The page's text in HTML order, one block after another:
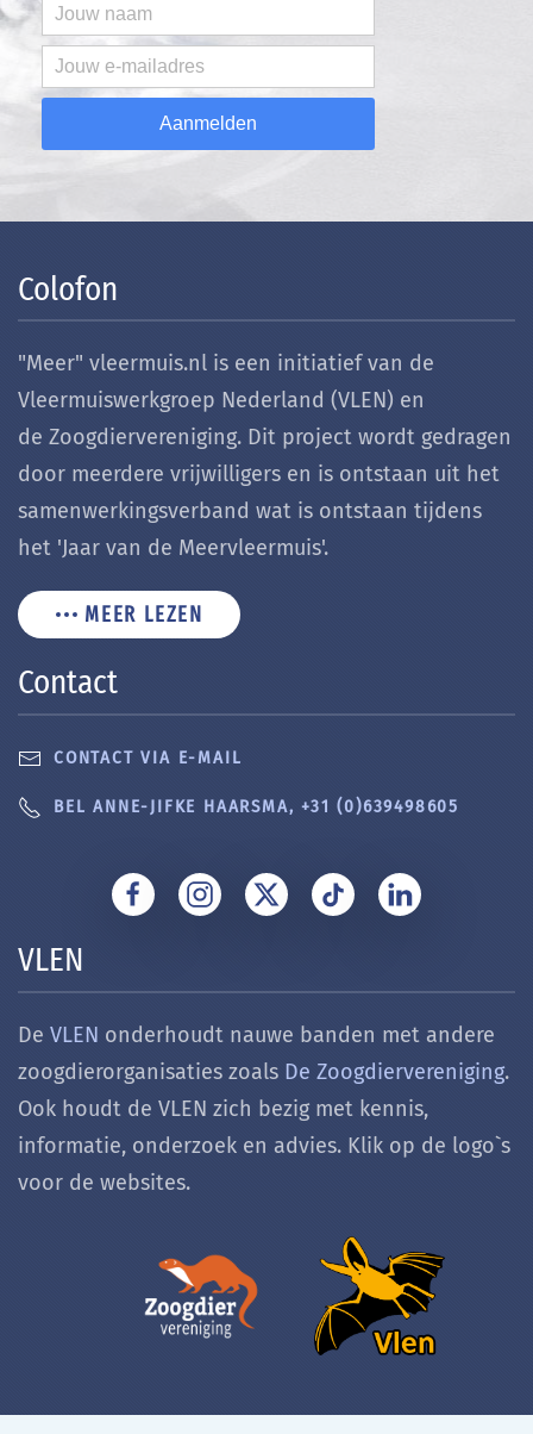
Aanmelden
Colofon
"Meer" vleermuis.nl is een initiatief van de
Vleermuiswerkgroep Nederland (VLEN) en
de Zoogdiervereniging. Dit project wordt gedragen
door meerdere vrijwilligers en is ontstaan uit het
samenwerkingsverband wat is ontstaan tijdens
het 'Jaar van de Meervleermuis'.
MEER LEZEN
Contact
CONTACT VIA E-MAIL
BEL ANNE-JIFKE HAARSMA, +31 (0)639498605
VLEN
De VLEN onderhoudt nauwe banden met andere
zoogdierorganisaties zoals De Zoogdiervereniging.
Ook houdt de VLEN zich bezig met kennis,
informatie, onderzoek en advies. Klik op de logo`s
voor de websites.